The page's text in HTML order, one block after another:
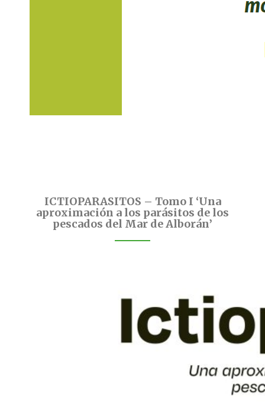
ICTIOPARASITOS – Tomo I ‘Una
aproximación a los parásitos de los
pescados del Mar de Alborán’